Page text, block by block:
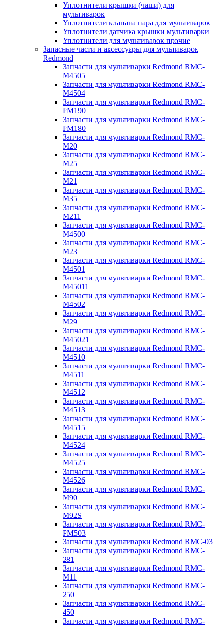
Уплотнители крышки (чаши) для
мультиварок
Уплотнители клапана пара для мультиварок
Уплотнители датчика крышки мультиварки
Уплотнители для мультиварок прочие
Запасные части и аксессуары для мультиварок
Redmond
Запчасти для мультиварки Redmond RMC-
M4505
Запчасти для мультиварки Redmond RMC-
M4504
Запчасти для мультиварки Redmond RMC-
PM190
Запчасти для мультиварки Redmond RMC-
PM180
Запчасти для мультиварки Redmond RMC-
M20
Запчасти для мультиварки Redmond RMC-
M25
Запчасти для мультиварки Redmond RMC-
M21
Запчасти для мультиварки Redmond RMC-
M35
Запчасти для мультиварки Redmond RMC-
M211
Запчасти для мультиварки Redmond RMC-
M4500
Запчасти для мультиварки Redmond RMC-
M23
Запчасти для мультиварки Redmond RMC-
M4501
Запчасти для мультиварки Redmond RMC-
M45011
Запчасти для мультиварки Redmond RMC-
M4502
Запчасти для мультиварки Redmond RMC-
M29
Запчасти для мультиварки Redmond RMC-
M45021
Запчасти для мультиварки Redmond RMC-
M4510
Запчасти для мультиварки Redmond RMC-
M4511
Запчасти для мультиварки Redmond RMC-
M4512
Запчасти для мультиварки Redmond RMC-
M4513
Запчасти для мультиварки Redmond RMC-
M4515
Запчасти для мультиварки Redmond RMC-
M4524
Запчасти для мультиварки Redmond RMC-
M4525
Запчасти для мультиварки Redmond RMC-
M4526
Запчасти для мультиварки Redmond RMC-
M90
Запчасти для мультиварки Redmond RMC-
M92S
Запчасти для мультиварки Redmond RMC-
PM503
Запчасти для мультиварки Redmond RMC-03
Запчасти для мультиварки Redmond RMC-
281
Запчасти для мультиварки Redmond RMC-
M11
Запчасти для мультиварки Redmond RMC-
250
Запчасти для мультиварки Redmond RMC-
450
Запчасти для мультиварки Redmond RMC-